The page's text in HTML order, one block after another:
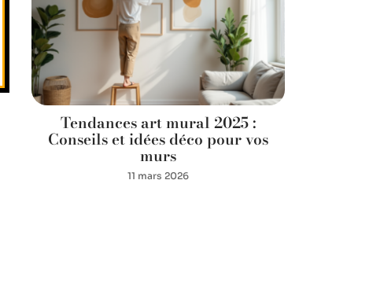
Tendances art mural 2025 :
Conseils et idées déco pour vos
murs
11 mars 2026